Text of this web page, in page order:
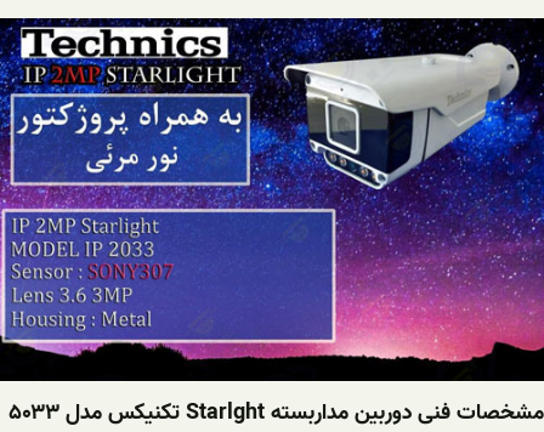
مشخصات فنی دوربین مداربسته Starlght تکنیکس مدل ۵۰۳۳